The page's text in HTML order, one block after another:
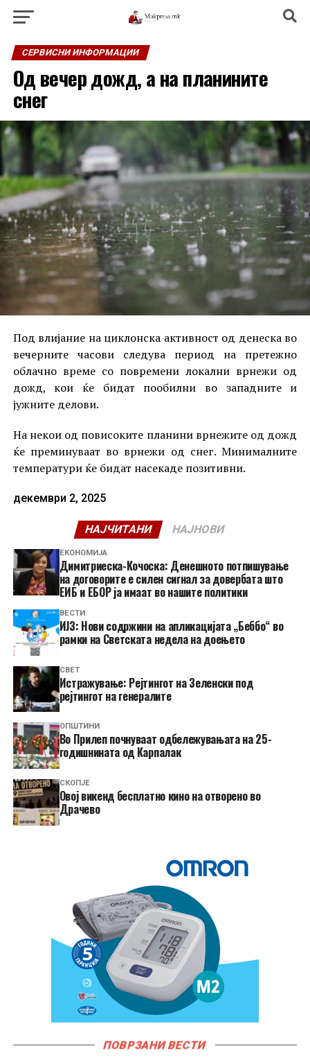
СЕРВИСНИ ИНФОРМАЦИИ
Од вечер дожд, а на планините
снег
Под влијание на циклонска активност од денеска во
вечерните часови следува период на претежно
облачно време со повремени локални врнежи од
дожд, кои ќе бидат пообилни во западните и
јужните делови.
На некои од повисоките планини врнежите од дожд
ќе преминуваат во врнежи од снег. Минималните
температури ќе бидат насекаде позитивни.
декември 2, 2025
НАЈЧИТАНИ НАЈНОВИ
ЕКОНОМИЈА
Димитриеска-Кочоска: Денешното потпишување
на договорите е силен сигнал за довербата што
ЕИБ и ЕБОР ја имаат во нашите политики
ВЕСТИ
ИЈЗ: Нови содржини на апликацијата „Беббо“ во
рамки на Светската недела на доењето
СВЕТ
Истражување: Рејтингот на Зеленски под
рејтингот на генералите
ОПШТИНИ
Во Прилеп почнуваат одбележувањата на 25-
годишнината од Карпалак
СКОПЈЕ
​Овој викенд бесплатно кино на отворено во
Драчево
ПОВРЗАНИ ВЕСТИ